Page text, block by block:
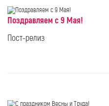
Поздравляем с 9 Мая!
Пост-релиз